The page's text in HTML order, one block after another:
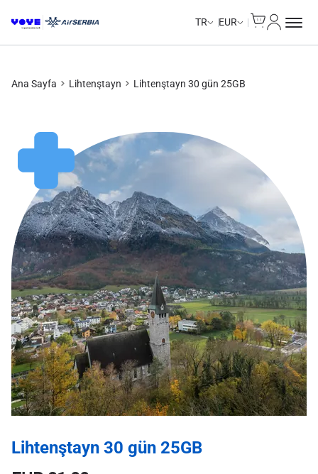
TR EUR
Ana Sayfa Lihtenştayn Lihtenştayn 30 gün 25GB
Lihtenştayn 30 gün 25GB